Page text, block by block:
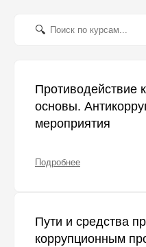
Противодействие
основы.
мероприятия
Подробнее
Пути и средства
коррупционным